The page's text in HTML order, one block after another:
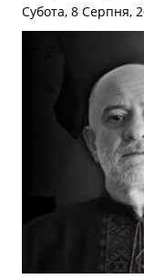
Субота, 8 Серпня,